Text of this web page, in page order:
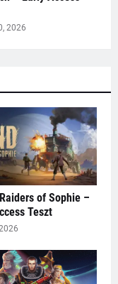
2026
of Sophie –
Teszt